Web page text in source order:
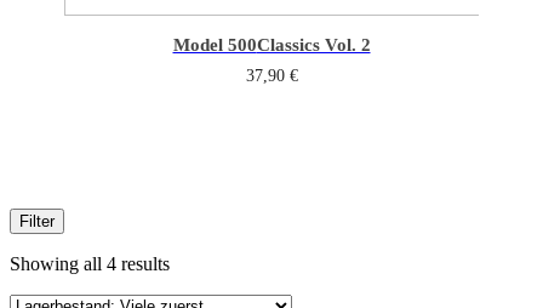
Model 500Classics Vol. 2
37,90 €
Filter
Showing all 4 results